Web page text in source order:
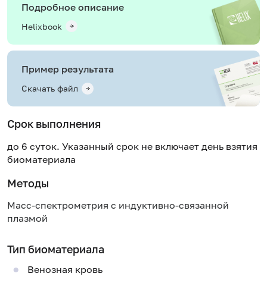
Подробное описание
Helixbook
Пример результата
Скачать файл
Срок выполнения
до 6 суток. Указанный срок не включает день взятия
биоматериала
Методы
Масс-спектрометрия с индуктивно-связанной
плазмой
Тип биоматериала
Венозная кровь